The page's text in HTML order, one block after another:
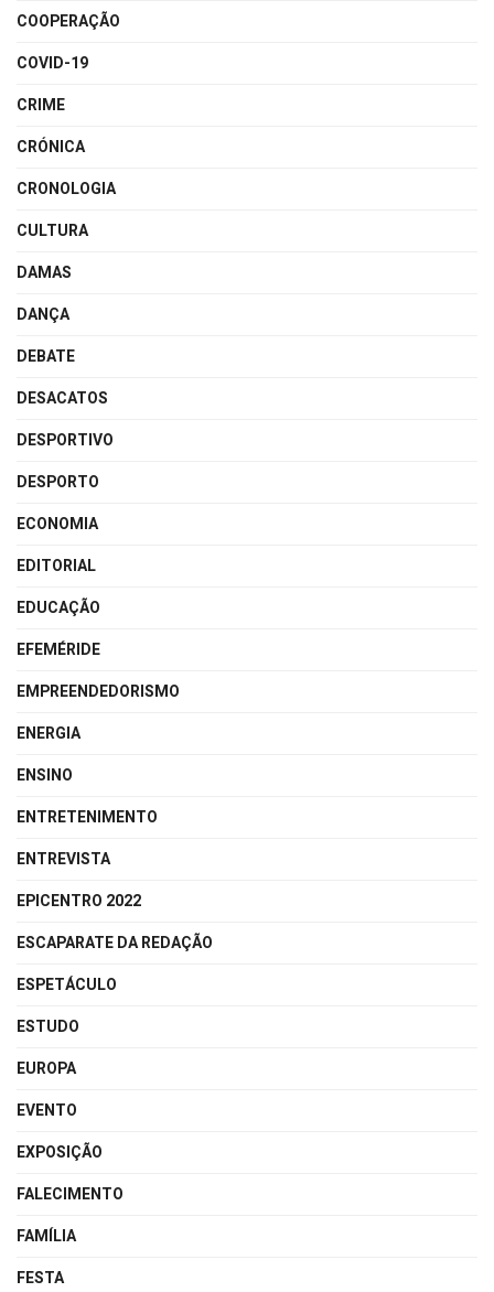
COOPERAÇÃO
COVID-19
CRIME
CRÓNICA
CRONOLOGIA
CULTURA
DAMAS
DANÇA
DEBATE
DESACATOS
DESPORTIVO
DESPORTO
ECONOMIA
EDITORIAL
EDUCAÇÃO
EFEMÉRIDE
EMPREENDEDORISMO
ENERGIA
ENSINO
ENTRETENIMENTO
ENTREVISTA
EPICENTRO 2022
ESCAPARATE DA REDAÇÃO
ESPETÁCULO
ESTUDO
EUROPA
EVENTO
EXPOSIÇÃO
FALECIMENTO
FAMÍLIA
FESTA